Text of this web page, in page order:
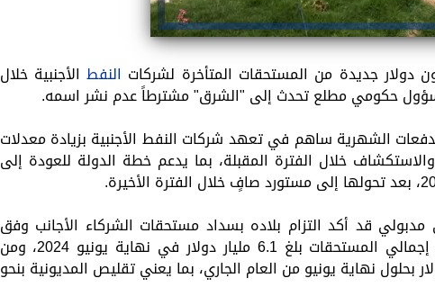
النفطالأجنبية خلال
مسؤول حكومي مطلع تحدث إلى "الشرق" مشترطاً عدم نشر اسمه.
الشهرية ساهم في تعهد شركات النفط الأجنبية بزيادة معدلات
خلال الفترة المقبلة، بما يدعم خطة الدولة للعودة إلى
قد أكد التزام بلاده بسداد مستحقات الشركاء الأجانب وفق
جدول زمني محدد، مشيراً إلى أن إجمالي المستحقات بلغ 6.1 مليار دولار في نهاية يونيو 2024، ومن
إلى 1.2 مليار دولار بحلول نهاية يونيو من العام الجاري، بما يعني تقليص المديونية بنحو